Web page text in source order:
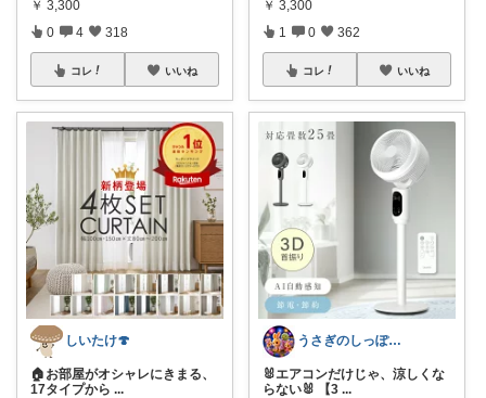
￥ 3,300
0 4 318
コレ いいね
しいたけ🍄
🏠お部屋がオシャレにきまる、
17タイプから ...
￥ 3,300
1 0 362
コレ いいね
うさぎのしっぽ43🐰2児の母👧朝コレ
🐰エアコンだけじゃ、涼しくな
らない🐰 【3 ...